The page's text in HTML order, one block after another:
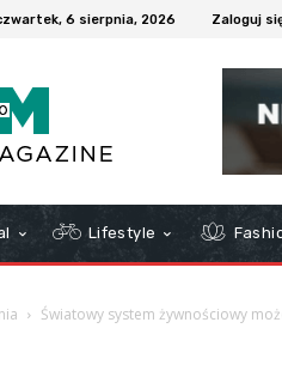
6 sierpnia, 2026 Zaloguj
Lifestyle
Światowy system żywnościowy